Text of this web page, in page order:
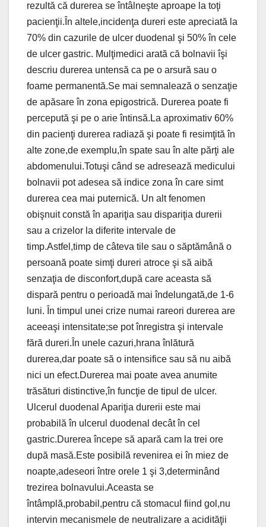
rezultă că durerea se întâlneşte aproape la toţi
pacienţii.În altele,incidenţa dureri este apreciată la
70% din cazurile de ulcer duodenal şi 50% în cele
de ulcer gastric. Mulţimedici arată că bolnavii îşi
descriu durerea untensă ca pe o arsură sau o
foame permanentă.Se mai semnalează o senzaţie
de apăsare în zona epigostrică. Durerea poate fi
percepută şi pe o arie întinsă.La aproximativ 60%
din pacienţi durerea radiază şi poate fi resimţită în
alte zone,de exemplu,în spate sau în alte părţi ale
abdomenului.Totuşi când se adresează medicului
bolnavii pot adesea să indice zona în care simt
durerea cea mai puternică. Un alt fenomen
obişnuit constă în apariţia sau dispariţia durerii
sau a crizelor la diferite intervale de
timp.Astfel,timp de câteva tile sau o săptămână o
persoană poate simţi dureri atroce şi să aibă
senzaţia de disconfort,după care aceasta să
dispară pentru o perioadă mai îndelungată,de 1-6
luni. În timpul unei crize numai rareori durerea are
aceeaşi intensitate;se pot înregistra şi intervale
fără dureri.În unele cazuri,hrana înlătură
durerea,dar poate să o intensifice sau să nu aibă
nici un efect.Durerea mai poate avea anumite
trăsături distinctive,în funcţie de tipul de ulcer.
Ulcerul duodenal Apariţia durerii este mai
probabilă în ulcerul duodenal decât în cel
gastric.Durerea începe să apară cam la trei ore
după masă.Este posibilă revenirea ei în miez de
noapte,adeseori între orele 1 şi 3,determinând
trezirea bolnavului.Aceasta se
întâmplă,probabil,pentru că stomacul fiind gol,nu
intervin mecanismele de neutralizare a acidităţii